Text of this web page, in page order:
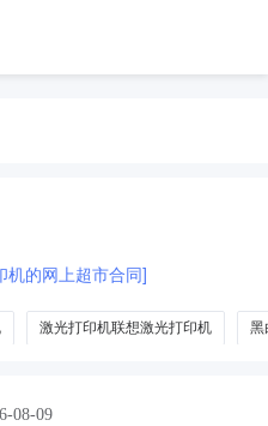
机的网上超市合同]
激光打印机联想激光打印机 黑
08-09